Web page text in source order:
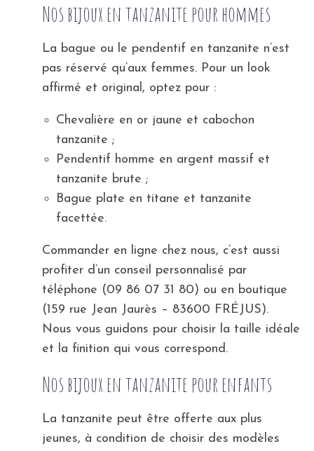
Nos bijoux en tanzanite pour hommes
La bague ou le pendentif en tanzanite n’est
pas réservé qu’aux femmes. Pour un look
affirmé et original, optez pour :
Chevalière en or jaune et cabochon
tanzanite ;
Pendentif homme en argent massif et
tanzanite brute ;
Bague plate en titane et tanzanite
facettée.
Commander en ligne chez nous, c’est aussi
profiter d’un conseil personnalisé par
téléphone (09 86 07 31 80) ou en boutique
(159 rue Jean Jaurès – 83600 FRÉJUS).
Nous vous guidons pour choisir la taille idéale
et la finition qui vous correspond.
Nos bijoux en tanzanite pour enfants
La tanzanite peut être offerte aux plus
jeunes, à condition de choisir des modèles